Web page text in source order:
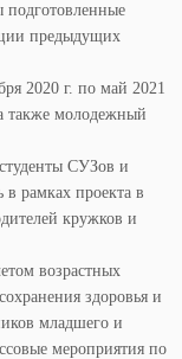
подготовленные
предыдущих
2020 г. по май 2021
также молодежный
СУЗов и
в рамках проекта в
кружков и
возрастных
здоровья и
младшего и
мероприятия по